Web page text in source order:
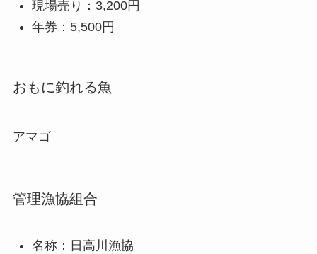
現場売り：3,200円
年券：5,500円
おもに釣れる魚
アマゴ
管理漁協組合
名称：日高川漁協